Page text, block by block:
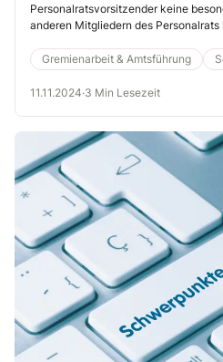
Personalratsvorsitzender keine
anderen Mitgliedern des
Gremienarbeit & Amtsführung
11.11.2024·3 Min Lesezeit